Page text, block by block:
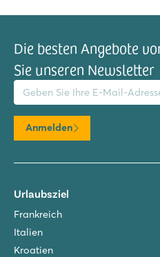
Die besten Angebote
Sie unseren Newsletter
Adresse
Anmelden
Urlaubsziel
Frankreich
Italien
Kroatien